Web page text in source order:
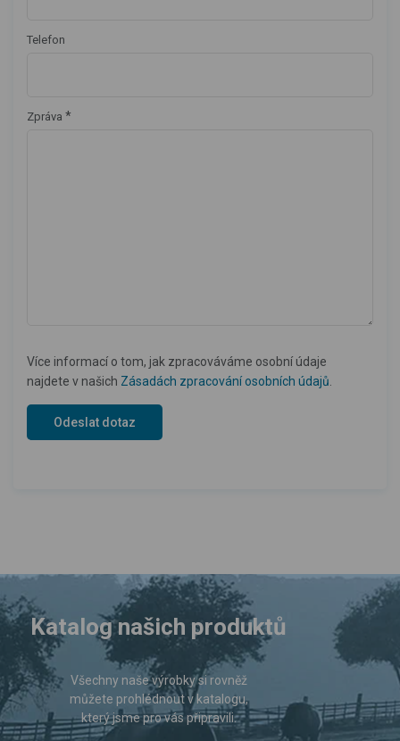
Telefon
Zpráva *
Více informací o tom, jak zpracováváme osobní údaje
najdete v našich Zásadách zpracování osobních údajů
Katalog našich produktů
Všechny naše výrobky si rovněž
můžete prohlédnout v katalogu,
který jsme pro vás připravili.